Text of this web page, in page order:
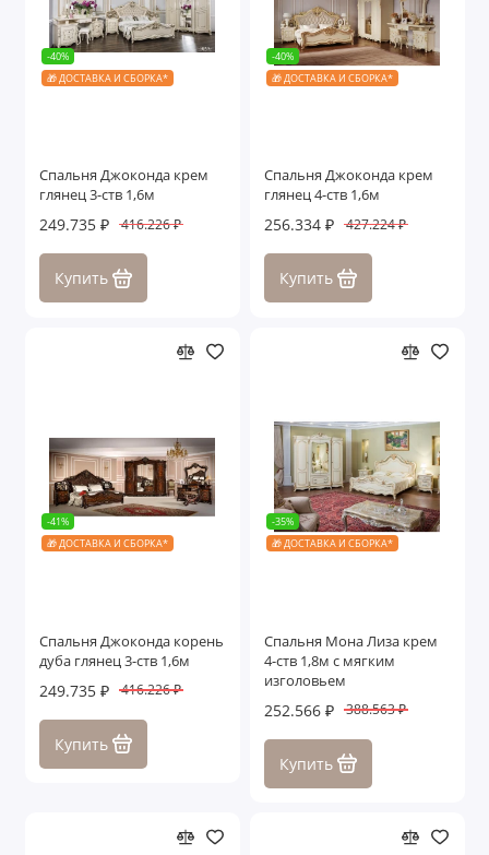
-40%
🎁 ДОСТАВКА И СБОРКА*
Спальня Джоконда крем
глянец 3-ств 1,6м
249.735 ₽ 416.226 ₽
Купить
-40%
🎁 ДОСТАВКА И СБОРКА*
Спальня Джоконда крем
глянец 4-ств 1,6м
256.334 ₽ 427.224 ₽
Купить
-41%
🎁 ДОСТАВКА И СБОРКА*
Спальня Джоконда корень
дуба глянец 3-ств 1,6м
249.735 ₽ 416.226 ₽
Купить
-35%
🎁 ДОСТАВКА И СБОРКА*
Спальня Мона Лиза крем
4-ств 1,8м с мягким
изголовьем
252.566 ₽ 388.563 ₽
Купить